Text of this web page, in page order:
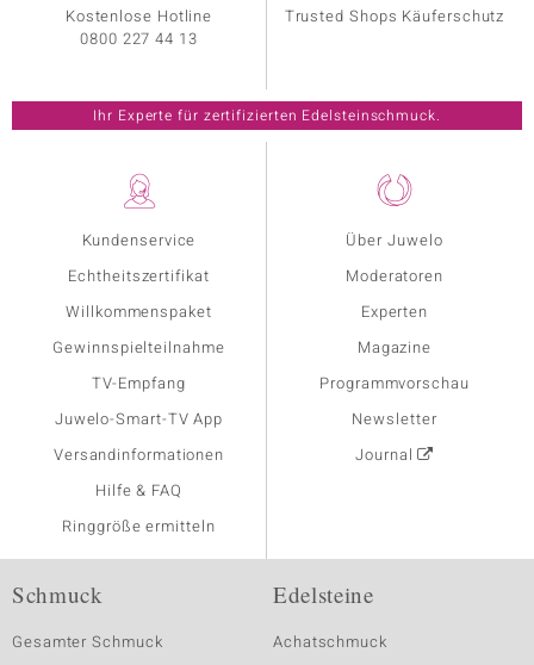
Kundenservice
Echtheitszertifikat
Willkommenspaket
Gewinnspielteilnahme
TV-Empfang
Juwelo-Smart-TV App
Versandinformationen
Hilfe & FAQ
Ringgröße ermitteln
Über Juwelo
Moderatoren
Experten
Magazine
Programmvorschau
Newsletter
Journal
Kostenlose Hotline
0800 227 44 13
Trusted Shops Käuferschutz
Ihr Experte für zertifizierten Edelsteinschmuck.
Schmuck
Gesamter Schmuck
Edelsteine
Achatschmuck